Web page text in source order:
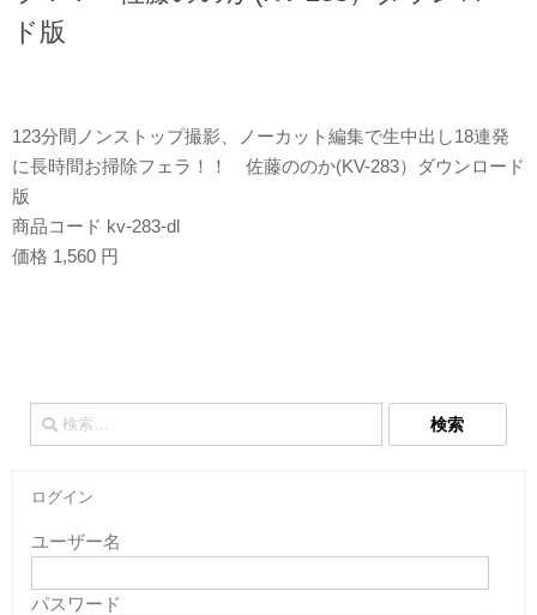
ド版
123分間ノンストップ撮影、ノーカット編集で生中出し18連発
に長時間お掃除フェラ！！ 佐藤ののか(KV-283）ダウンロード
版
商品コード kv-283-dl
価格 1,560 円
検
索:
ログイン
ユーザー名
パスワード